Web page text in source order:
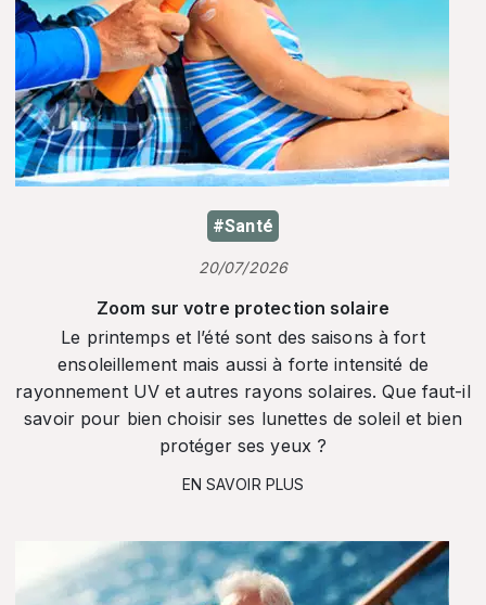
#Santé
20/07/2026
Zoom sur votre protection solaire
Le printemps et l’été sont des saisons à fort
ensoleillement mais aussi à forte intensité de
rayonnement UV et autres rayons solaires. Que faut-il
savoir pour bien choisir ses lunettes de soleil et bien
protéger ses yeux ?
EN SAVOIR PLUS